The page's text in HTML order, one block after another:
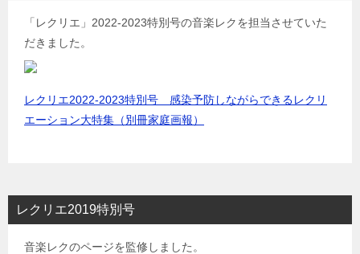
「レクリエ」2022-2023特別号の音楽レクを担当させていた
だきました。
レクリエ2022-2023特別号 感染予防しながらできるレクリ
エーション大特集（別冊家庭画報）
レクリエ2019特別号
音楽レクのページを監修しました。